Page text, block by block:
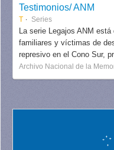
Testimonios/ ANM
T Series
La serie Legajos ANM
familiares y víctimas de
represivo en el Cono Sur,
Archivo Nacional de la